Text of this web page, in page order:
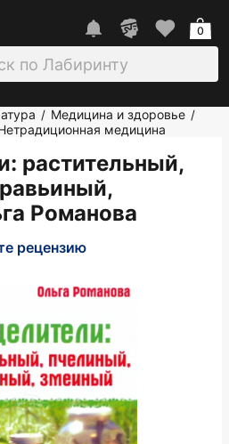
0
/ Медицина и здоровье /
медицина
растительный,
Романова
рецензию